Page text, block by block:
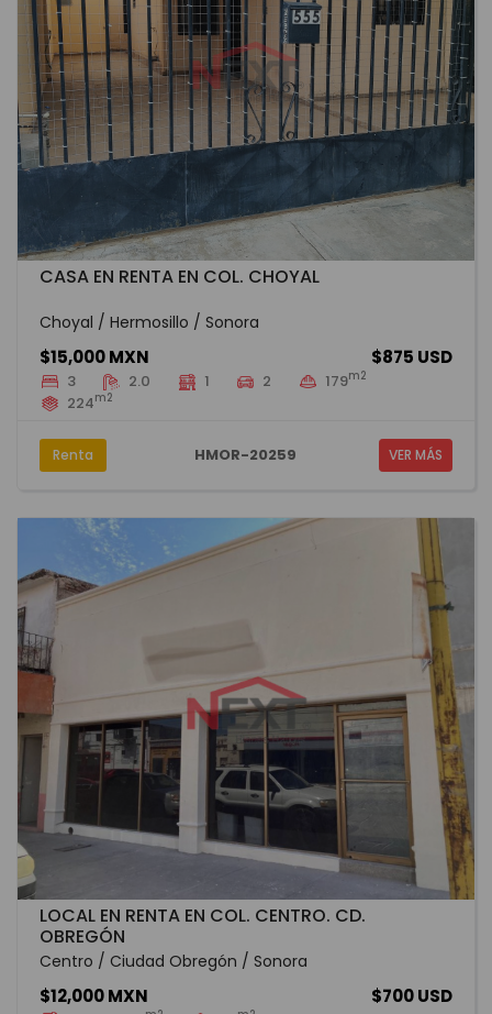
CASA EN RENTA EN COL. CHOYAL
Choyal / Hermosillo / Sonora
$15,000 MXN $875 USD
3 2.0 1 2 179m2
224m2
Renta HMOR-20259 VER MÁS
LOCAL EN RENTA EN COL. CENTRO. CD.
OBREGÓN
Centro / Ciudad Obregón / Sonora
$12,000 MXN $700 USD